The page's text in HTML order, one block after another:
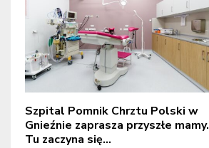
Szpital Pomnik Chrztu Polski w
Gnieźnie zaprasza przyszłe mamy.
Tu zaczyna się...